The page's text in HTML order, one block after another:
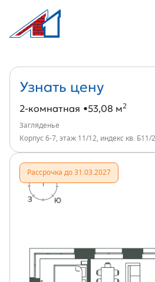
2-комнатная, 53 м²,
Информация о квартире
Узнать цену
2-комнатная 53,08 м2
Загляденье
Корпус 6-7, этаж 11/12, индекс кв. Б11/
Рассрочка до 31.03.2027